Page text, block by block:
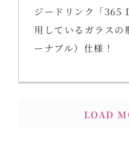
ジードリンク「365
用しているガラス
ーナブル）仕様！
LOAD